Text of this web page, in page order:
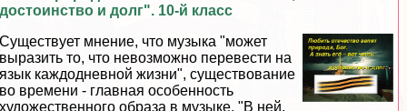
достоинство и долг". 10-й класс
Существует мнение, что музыка "может
выразить то, что невозможно перевести на
язык каждодневной жизни", существование
во времени - главная особенность
художественного образа в музыке. "В ней,